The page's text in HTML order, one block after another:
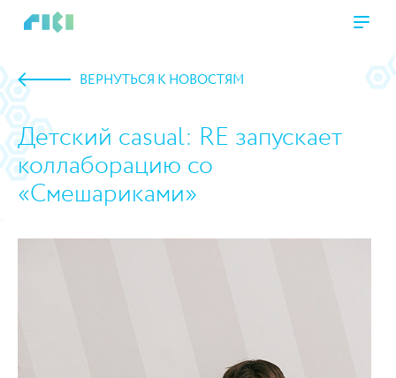
ВЕРНУТЬСЯ К НОВОСТЯМ
Детский casual: RE запускает
коллаборацию со
«Смешариками»
https://www.high-endrolex.com/45